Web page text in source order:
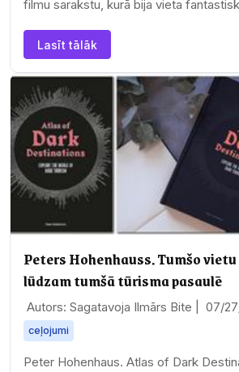
filmu sarakstu, kurā bija vieta
Lasīt tālāk
Peters Hohenhauss. Tumšo
lūdzam tumšā tūrisma pasaulē
Autors: Sagatavoja Ilmārs Bite | 07/
ceļojumi
Peter Hohenhaus. Atlas of Dark